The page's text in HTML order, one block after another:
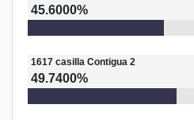
45.6000%
1617 casilla Contigua 2
49.7400%